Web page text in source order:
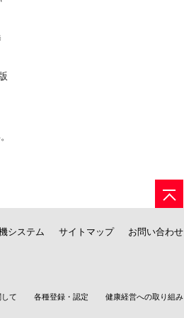
システム サイトマップ お問い合わせ
て 各種登録・認定 健康経営への取り組み